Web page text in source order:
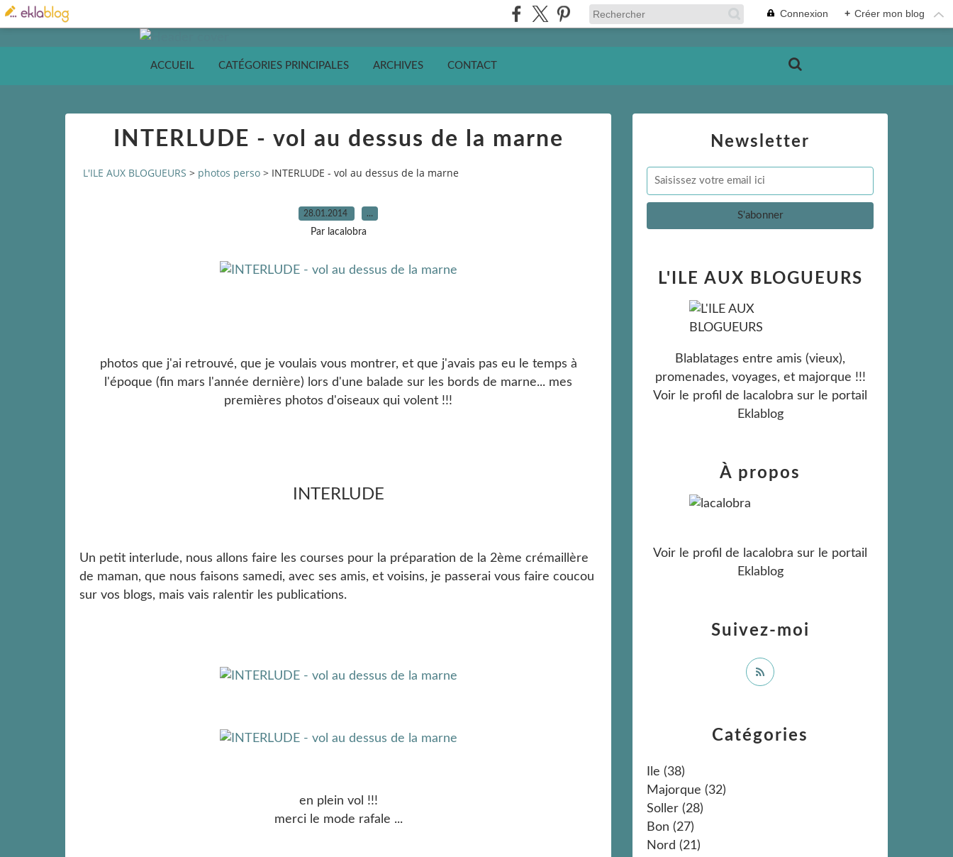
Connexion + Créer mon blog
ACCUEIL CATÉGORIES PRINCIPALES ARCHIVES CONTACT
INTERLUDE - vol au dessus de la marne
L'ILE AUX BLOGUEURS > photos perso > INTERLUDE - vol au dessus de la marne
28.01.2014 …
Par lacalobra
photos que j'ai retrouvé, que je voulais vous montrer, et que j'avais pas eu le temps à
l'époque (fin mars l'année dernière) lors d'une balade sur les bords de marne... mes
premières photos d'oiseaux qui volent !!!
INTERLUDE
Un petit interlude, nous allons faire les courses pour la préparation de la 2ème crémaillère
de maman, que nous faisons samedi, avec ses amis, et voisins, je passerai vous faire coucou
sur vos blogs, mais vais ralentir les publications.
en plein vol !!!
merci le mode rafale ...
Newsletter
Catégories
Ile (38)
Majorque (32)
Soller (28)
Bon (27)
Nord (21)
L'ILE AUX BLOGUEURS
Blablatages entre amis (vieux),
promenades, voyages, et majorque !!!
Voir le profil de lacalobra sur le portail
Eklablog
Suivez-moi
À propos
Voir le profil de lacalobra sur le portail
Eklablog